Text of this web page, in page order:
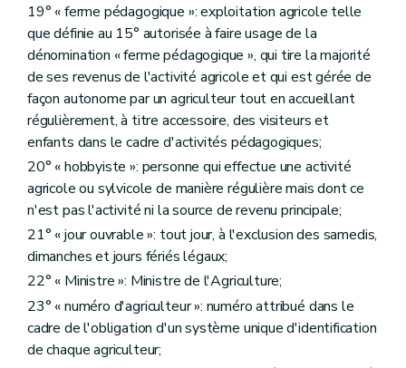
Art. D289
Art. D290
Art. D291
Art. D292
Art. D293
Art. D294
Art. D295
Art. D295/1
Art. D296
Art. D297
Art. D298
Art. D299
Art. D300
Sous-section 5 Des frais d'exécution et de l'acte complémentaire éventuel
Art. D301
Art. D302
Art. D303
Art. D304
Art. D305
Art. D306
Sous-section 6
19° « ferme pédagogique »: exploitation agricole telle
que définie au 15° autorisée à faire usage de la
dénomination « ferme pédagogique », qui tire la majorité
de ses revenus de l'activité agricole et qui est gérée de
façon autonome par un agriculteur tout en accueillant
régulièrement, à titre accessoire, des visiteurs et
enfants dans le cadre d'activités pédagogiques;
20° « hobbyiste »: personne qui effectue une activité
agricole ou sylvicole de manière régulière mais dont ce
n'est pas l'activité ni la source de revenu principale;
21° « jour ouvrable »: tout jour, à l'exclusion des samedis,
dimanches et jours fériés légaux;
22° « Ministre »: Ministre de l'Agriculture;
23° « numéro d'agriculteur »: numéro attribué dans le
cadre de l'obligation d'un système unique d'identification
de chaque agriculteur;